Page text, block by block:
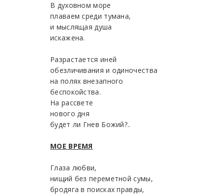
В духовном море
плаваем среди тумана,
и мыслящая душа
искажена.
Разрастается иней
обезличивания и одиночества
на полях внезапного
беспокойства.
На рассвете
нового дня
будет ли Гнев Божий?..
МОЕ ВРЕМЯ
Глаза любви,
нищий без переметной сумы,
бродяга в поисках правды,